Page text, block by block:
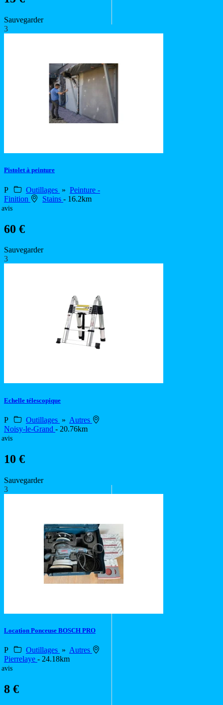
Sauvegarder
3
Pistolet à peinture
P Outillages » Peinture -
Finition
Stains - 16.2km
avis
60 €
Sauvegarder
3
Echelle télescopique
P Outillages » Autres
Noisy-le-Grand - 20.76km
avis
10 €
Sauvegarder
3
Location Ponceuse BOSCH PRO
P Outillages » Autres
Pierrelaye - 24.18km
avis
8 €